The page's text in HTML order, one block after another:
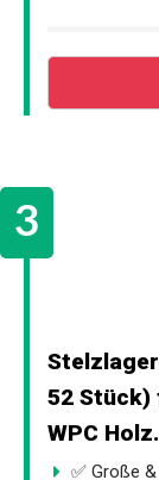
52 Stück)
WPC
✅ Große